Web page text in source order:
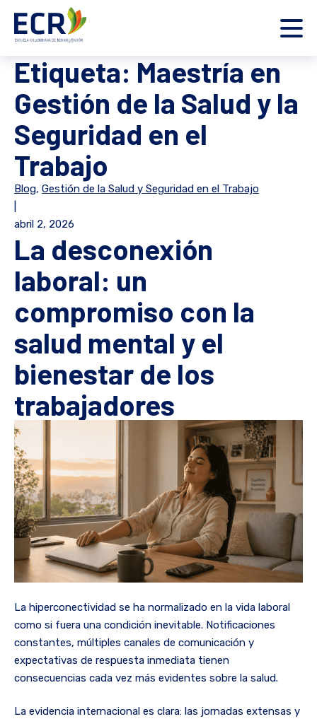
Etiqueta: Maestría en
Gestión de la Salud y la
Seguridad en el
Trabajo
Blog, Gestión de la Salud y Seguridad en el Trabajo
abril 2, 2026
La desconexión
laboral: un
compromiso con la
salud mental y el
bienestar de los
trabajadores
La hiperconectividad se ha normalizado en la vida laboral
como si fuera una condición inevitable. Notificaciones
constantes, múltiples canales de comunicación y
expectativas de respuesta inmediata tienen
consecuencias cada vez más evidentes sobre la salud.
La evidencia internacional es clara: las jornadas extensas y